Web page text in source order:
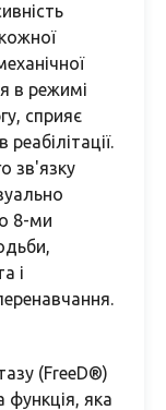
в режимі
сприяє
зв'язку
8-ми
і
(FreeD®)
функція, яка